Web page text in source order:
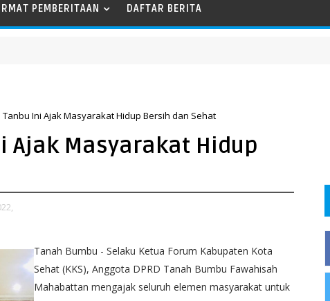
PEMBERITAAN DAFTAR BERITA
Tanbu Ini Ajak Masyarakat Hidup Bersih dan Sehat
Ajak Masyarakat Hidup
Tanah Bumbu - Selaku Ketua Forum Kabupaten Kota
Sehat (KKS), Anggota DPRD Tanah Bumbu Fawahisah
Mahabattan mengajak seluruh elemen masyarakat untuk